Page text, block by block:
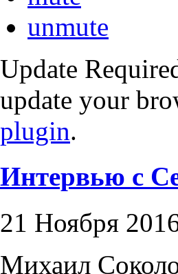
unmute
Update
update your
plugin.
Интервью с
21 Ноября
Михаил